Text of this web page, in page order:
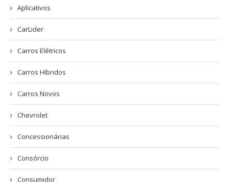
Aplicativos
CarLider
Carros Elétricos
Carros Híbridos
Carros Novos
Chevrolet
Concessionárias
Consórcio
Consumidor